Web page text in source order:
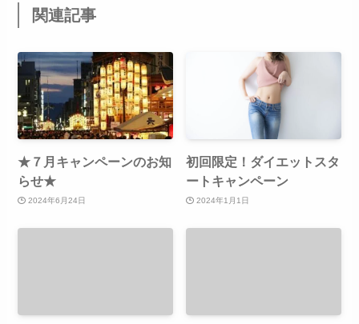
関連記事
★７月キャンペーンのお知
らせ★
2024年6月24日
初回限定！ダイエットスタ
ートキャンペーン
2024年1月1日